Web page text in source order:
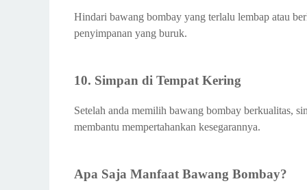
Hindari bawang bombay yang terlalu lembap atau
penyimpanan yang buruk.
10. Simpan di Tempat Kering
Setelah anda memilih bawang bombay berkualitas,
membantu mempertahankan kesegarannya.
Apa Saja Manfaat Bawang Bombay?